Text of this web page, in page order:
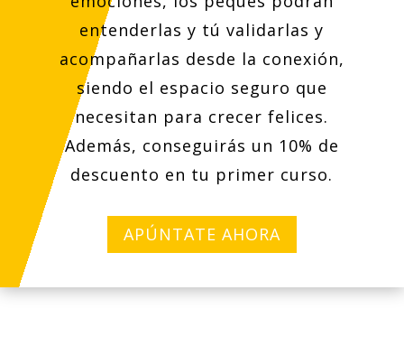
entenderlas y tú validarlas y
acompañarlas desde la conexión,
siendo el espacio seguro que
necesitan para crecer felices.
Además, conseguirás un 10% de
descuento en tu primer curso.
APÚNTATE AHORA